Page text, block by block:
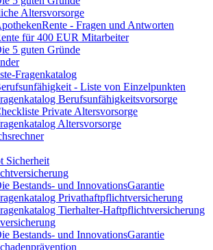
Altersvorsorge
- Fragen und Antworten
für 400 EUR Mitarbeiter
5 guten Gründe
Fragenkatalog
- Liste von Einzelpunkten
Berufsunfähigkeitsvorsorge
Private Altersvorsorge
Altersvorsorge
Sicherheit
Bestands- und InnovationsGarantie
Privathaftpflichtversicherung
Tierhalter-Haftpflichtversicherung
Bestands- und InnovationsGarantie